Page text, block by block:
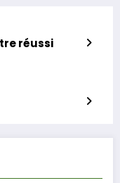
réussi